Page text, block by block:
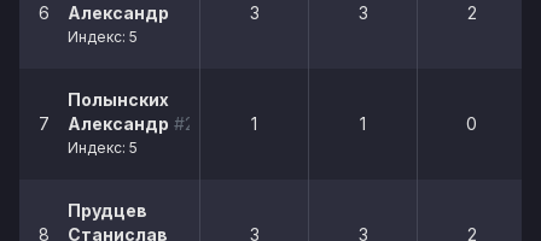
6
Александр
Индекс: 5
3 3 2
7
Полынских
Александр #29
Индекс: 5
1 1 0
8
Прудцев
Станислав
3 3 2